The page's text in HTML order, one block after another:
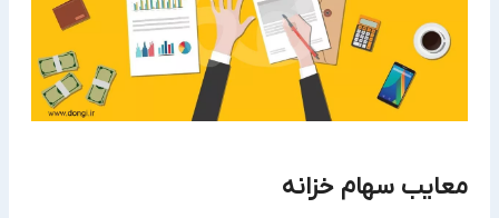
معایب سهام خزانه